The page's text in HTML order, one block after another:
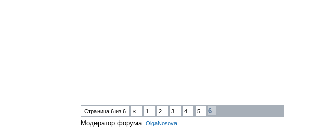
Страница 6 из 6 « 1 2 3 4 5
6
Модератор форума: OlgaNosova